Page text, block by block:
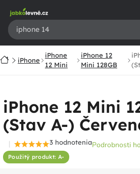
obsah
DomoviPhone
iPhone
12 Mini
iPhone 12
Mini 128GB
iPhone 12 Mini
(Stav A-)
Použitý produkt: A-
Priemerné
hodnotenie
3 hodnoteniaPodrobnosti